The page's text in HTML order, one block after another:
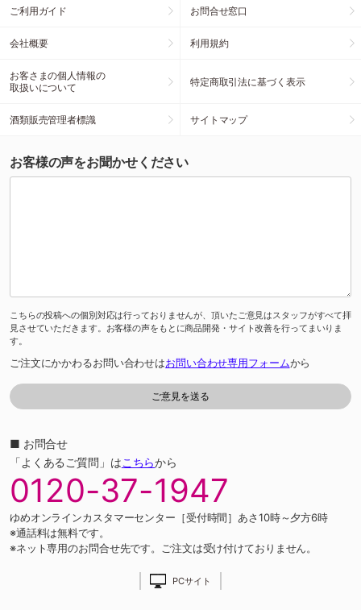
ご利用ガイド お問合せ窓口
会社概要 利用規約
お客さまの個人情報の
取扱いについて
特定商取引法に基づく表示
酒類販売管理者標識 サイトマップ
お客様の声をお聞かせください
こちらの投稿への個別対応は行っておりませんが、頂いたご意見はスタッフがすべて拝
見させていただきます。お客様の声をもとに商品開発・サイト改善を行ってまいりま
す。
ご注文にかかわるお問い合わせはお問い合わせ専用フォームから
■ お問合せ
「よくあるご質問」はこちらから
0120-37-1947
ゆめオンラインカスタマーセンター［受付時間］あさ10時～夕方6時
※通話料は無料です。
※ネット専用のお問合せ先です。ご注文は受け付けておりません。
PCサイト